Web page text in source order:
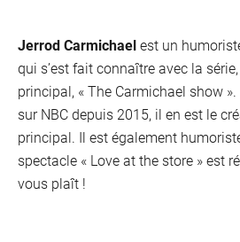
Jerrod Carmichaelest un
qui s’est fait connaître avec la
principal, « The Carmichael show
sur NBC depuis 2015, il en est le
principal. Il est également
spectacle « Love at the store » est
vous plaît !